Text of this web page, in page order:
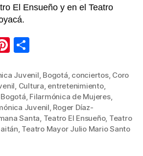
El Ensueño y en el Teatro
Pi
er
e
st
m
p
ar
tir
Juvenil, Bogotá, conciertos, Coro
, Cultura, entretenimiento,
, Filarmónica de Mujeres,
Juvenil, Roger Díaz-
Santa, Teatro El Ensueño, Teatro
, Teatro Mayor Julio Mario Santo